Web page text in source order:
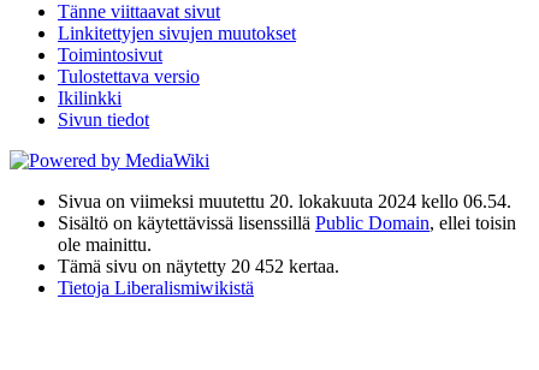
Tänne viittaavat sivut
Linkitettyjen sivujen muutokset
Toimintosivut
Tulostettava versio
Ikilinkki
Sivun tiedot
Sivua on viimeksi muutettu 20. lokakuuta 2024 kello 06.54.
Sisältö on käytettävissä lisenssillä Public Domain, ellei toisin
ole mainittu.
Tämä sivu on näytetty 20 452 kertaa.
Tietoja Liberalismiwikistä